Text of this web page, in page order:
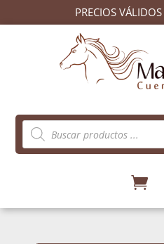
PRECIOS
Búsqueda
de
productos